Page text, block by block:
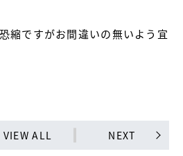
縮ですがお間違いの無いよう宜
VIEW ALL NEXT